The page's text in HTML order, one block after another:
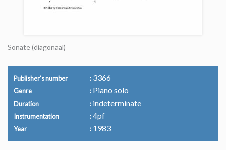
Sonate (diagonaal)
Publisher's number 3366
Genre Piano solo
Duration indeterminate
Instrumentation 4pf
Year 1983